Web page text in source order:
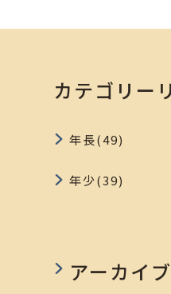
カテゴリー
年長(49)
年少(39)
アーカイブ